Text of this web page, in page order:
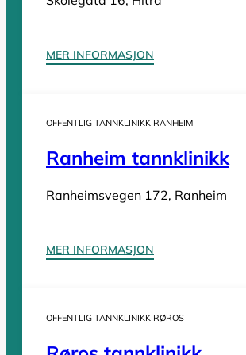
MER INFORMASJON
OFFENTLIG TANNKLINIKK RANHEIM
Ranheim tannklinikk
Ranheimsvegen 172, Ranheim
MER INFORMASJON
OFFENTLIG TANNKLINIKK RØROS
Tannleger etter fylke
Tannleger Akershus
Tannleger Buskerud
Tannleger Innlandet
Tannleger Nordland
Tannleger Rogaland